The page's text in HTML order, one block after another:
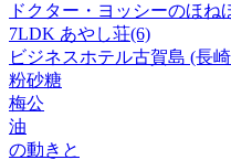
ドクター・ヨッシーのほ
7LDK あやし荘(6)
ビジネスホテル古賀島 (長
粉砂糖
梅公
油
の動きと